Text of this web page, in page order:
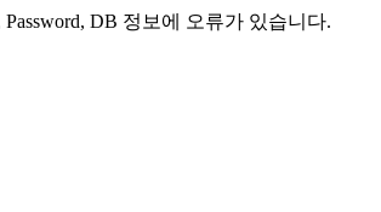
Password, DB 정보에 오류가 있습니다.